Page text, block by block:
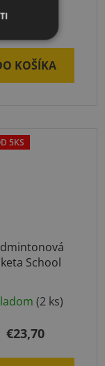
KOŠÍKA
5KS
School
(2 ks)
€23,70